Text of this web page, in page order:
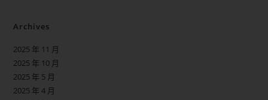
Archives
2025 年 11 月
2025 年 10 月
2025 年 5 月
2025 年 4 月